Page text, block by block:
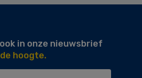
in onze nieuwsbrief
hoogte.